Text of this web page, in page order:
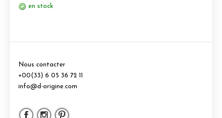
en stock
Nous contacter
+00(33) 6 05 36 72 11
info@d-origine.com